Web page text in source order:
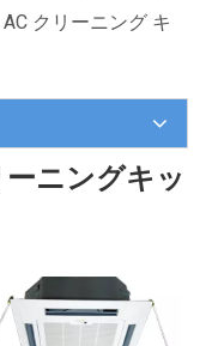
クリーニング キ
ニングキッ